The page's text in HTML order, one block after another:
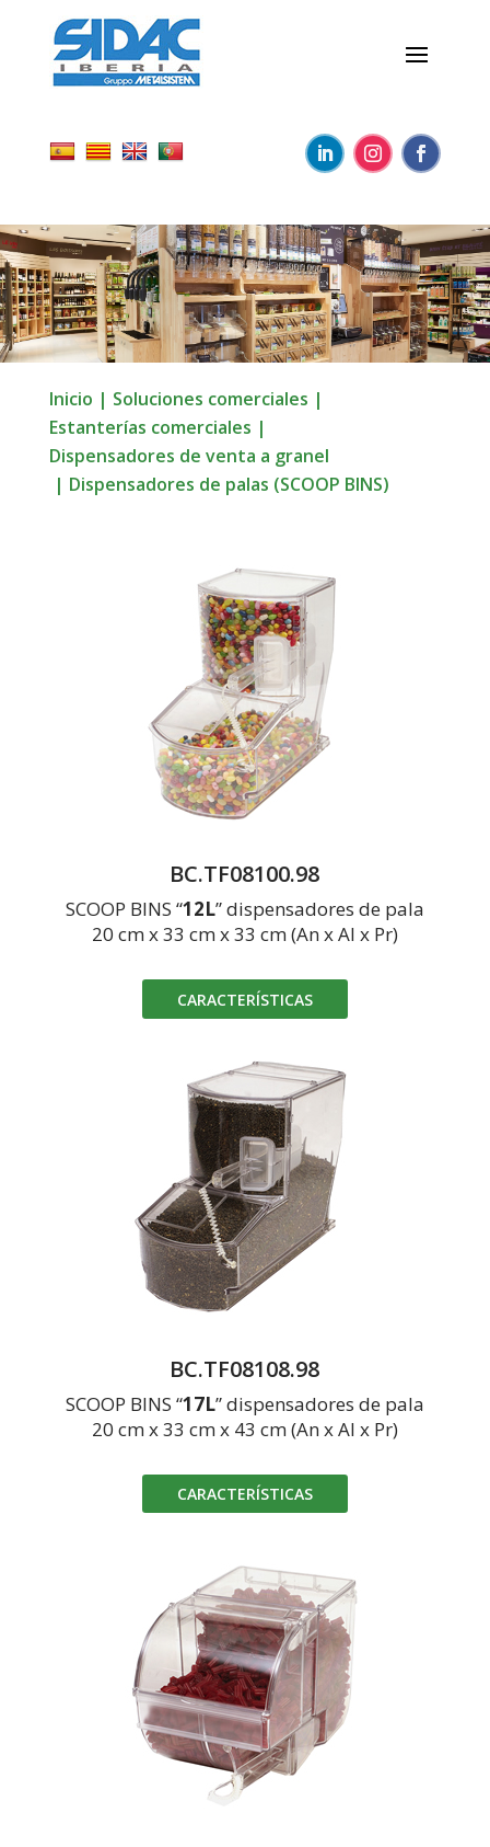
Inicio | Soluciones comerciales |
Estanterías comerciales |
Dispensadores de venta a granel
| Dispensadores de palas (SCOOP BINS)
BC.TF08100.98
SCOOP BINS “12L” dispensadores de pala
20 cm x 33 cm x 33 cm (An x Al x Pr)
CARACTERÍSTICAS
BC.TF08108.98
SCOOP BINS “17L” dispensadores de pala
20 cm x 33 cm x 43 cm (An x Al x Pr)
CARACTERÍSTICAS